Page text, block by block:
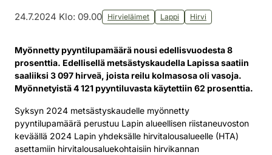
24.7.2024 Klo: 09.00 Hirvieläimet Lappi Hirvi
Myönnetty pyyntilupamäärä nousi edellisvuodesta 8
prosenttia. Edellisellä metsästyskaudella Lapissa saatiin
saaliiksi 3 097 hirveä, joista reilu kolmasosa oli vasoja.
Myönnetyistä 4 121 pyyntiluvasta käytettiin 62 prosenttia.
Syksyn 2024 metsästyskaudelle myönnetty
pyyntilupamäärä perustuu Lapin alueellisen riistaneuvoston
keväällä 2024 Lapin yhdeksälle hirvitalousalueelle (HTA)
asettamiin hirvitalousaluekohtaisiin hirvikannan